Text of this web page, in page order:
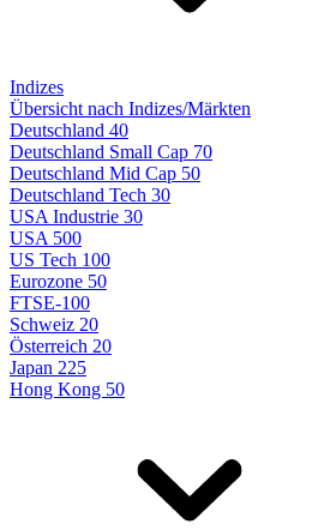
Indizes
Übersicht nach Indizes/Märkten
Deutschland 40
Deutschland Small Cap 70
Deutschland Mid Cap 50
Deutschland Tech 30
USA Industrie 30
USA 500
US Tech 100
Eurozone 50
FTSE-100
Schweiz 20
Österreich 20
Japan 225
Hong Kong 50